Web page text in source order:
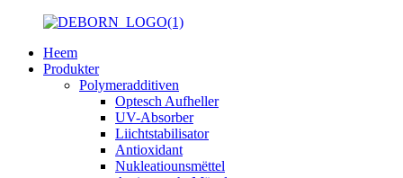
Heem
Produkter
Polymeradditiven
Optesch Aufheller
UV-Absorber
Liichtstabilisator
Antioxidant
Nukleatiounsmëttel